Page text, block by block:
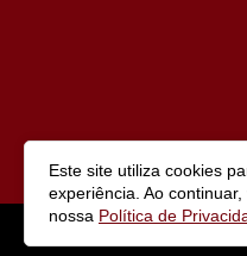
Este site utiliza cookies
experiência. Ao
nossa Política de